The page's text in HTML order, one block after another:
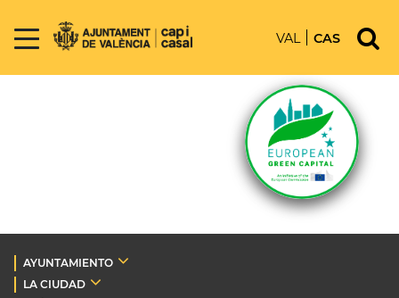
VAL CAS
AYUNTAMIENTO
LA CIUDAD